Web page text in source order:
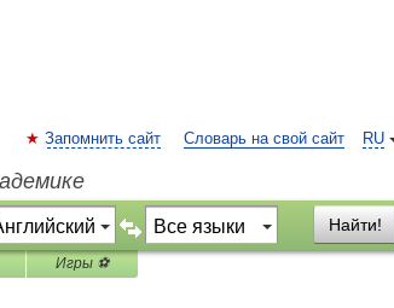
RU
Запомнить сайт Словарь на свой сайт
Найти!
Игры ⚽